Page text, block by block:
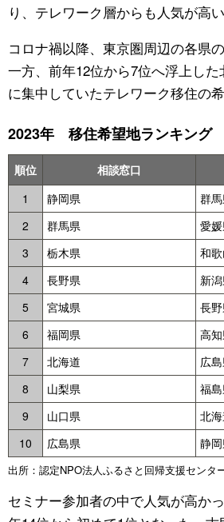
り、テレワーク層からも人気が高い
コロナ禍以降、東京圏周辺の各県
一方、前年12位から7位へ浮上し
に集中していたテレワーク移住の
2023年 移住希望地ランキング
順位 相談窓口
1
静岡県
群
2
群馬県
愛
3
栃木県
和
4
長野県
新
5
宮城県
長
6
福岡県
高
7
北海道
広
8
山梨県
福
9
山口県
北
10
広島県 静
出所：認定NPO法人ふるさと回帰支援センタ
セミナー参加者の中で人気が高か